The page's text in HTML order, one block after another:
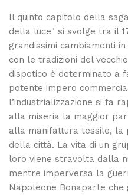
Il quinto capitolo della
della luce" si svolge tra il
grandissimi cambiamenti
con le tradizioni del
dispotico è determinato a
potente impero
l’industrializzazione si fa
alla miseria la maggior
alla manifattura tessile, la
della città. La vita di un
loro viene stravolta dalla
mentre imperversa la
Napoleone Bonaparte che